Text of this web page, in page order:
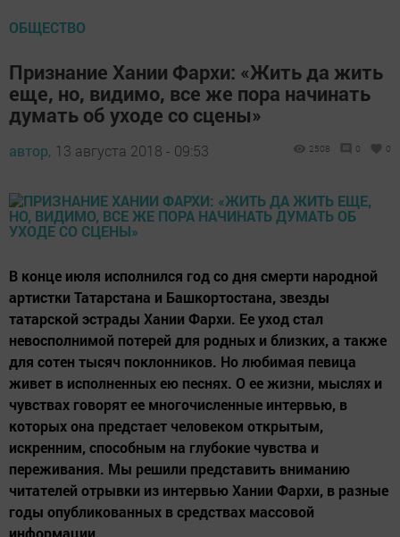
ОБЩЕСТВО
Признание Хании Фархи: «Жить да жить
еще, но, видимо, все же пора начинать
думать об уходе со сцены»
автор, 13 августа 2018 - 09:53 2508 0 0
В конце июля исполнился год со дня смерти народной
артистки Татарстана и Башкортостана, звезды
татарской эстрады Хании Фархи. Ее уход стал
невосполнимой потерей для родных и близких, а также
для сотен тысяч поклонников. Но любимая певица
живет в исполненных ею песнях. О ее жизни, мыслях и
чувствах говорят ее многочисленные интервью, в
которых она предстает человеком открытым,
искренним, способным на глубокие чувства и
переживания. Мы решили представить вниманию
читателей отрывки из интервью Хании Фархи, в разные
годы опубликованных в средствах массовой
информации.